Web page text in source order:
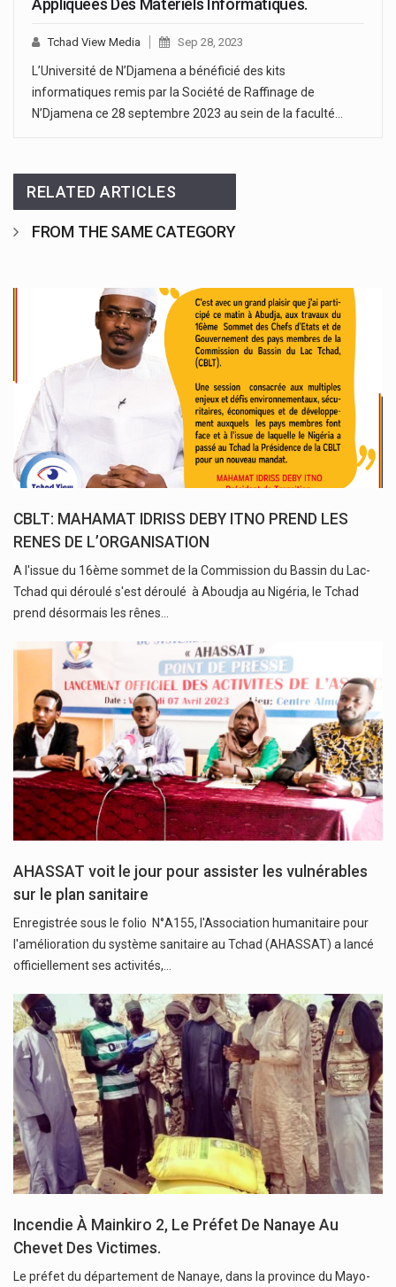
Appliquées Des Matériels Informatiques.
Tchad View Media Sep 28, 2023
L’Université de N’Djamena a bénéficié des kits
informatiques remis par la Société de Raffinage de
N’Djamena ce 28 septembre 2023 au sein de la faculté…
RELATED ARTICLES
FROM THE SAME CATEGORY
CBLT: MAHAMAT IDRISS DEBY ITNO PREND LES
RENES DE L’ORGANISATION
A l'issue du 16ème sommet de la Commission du Bassin du Lac-
Tchad qui déroulé s'est déroulé à Aboudja au Nigéria, le Tchad
prend désormais les rênes…
AHASSAT voit le jour pour assister les vulnérables
sur le plan sanitaire
Enregistrée sous le folio N°A155, l'Association humanitaire pour
l'amélioration du système sanitaire au Tchad (AHASSAT) a lancé
officiellement ses activités,…
Incendie À Mainkiro 2, Le Préfet De Nanaye Au
Chevet Des Victimes.
Le préfet du département de Nanaye, dans la province du Mayo-